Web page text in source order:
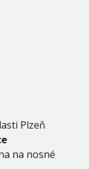
Plzeň
na nosné